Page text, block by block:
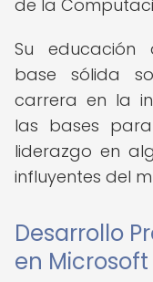
de la
Su educación
base sólida
carrera en la
las bases
liderazgo en
influyentes del
Desarrollo
en Microsoft